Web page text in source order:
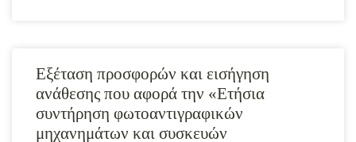
Εξέταση προσφορών και εισήγηση
ανάθεσης που αφορά την «Ετήσια
συντήρηση φωτοαντιγραφικών
μηχανημάτων και συσκευών